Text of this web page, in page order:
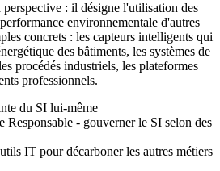
: il désigne l'utilisation des
environnementale d'autres
concrets : les capteurs intelligents qui
des bâtiments, les systèmes de
procédés industriels, les plateformes
professionnels.
du SI lui-même
Responsable - gouverner le SI selon des
IT pour décarboner les autres métiers